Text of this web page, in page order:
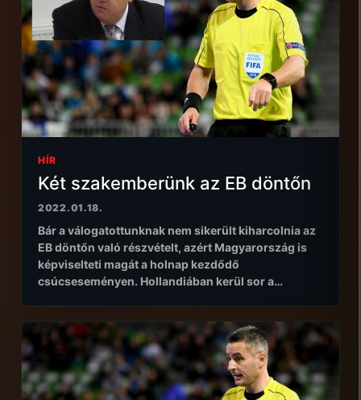
HÍR
Két szakemberünk az EB döntőn
2022.01.18.
Bár a válogatottunknak nem sikerült kiharcolnia az
EB döntőn való részvételt, azért Magyarország is
képviselteti magát a holnap kezdődő
csúcseseményen. Hollandiában kerül sor a…